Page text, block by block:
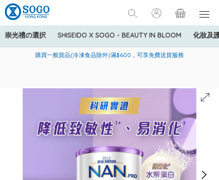
崇光禮の選択 SHISEIDO X SOGO - BEAUTY IN BLOOM 化妝及
美國運通Explorer®信用卡會員購物禮遇：高達5%簽賬回贈！
購買一般貨品(冷凍食品除外)滿$600，可享免費送貨服務
寄送中國內地服務只適用於指定商品，若訂單金額少於HK$600(折